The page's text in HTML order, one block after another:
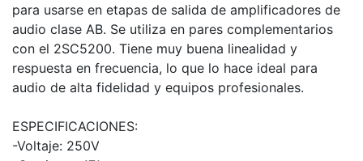
para usarse en etapas de salida de amplificadores de
audio clase AB. Se utiliza en pares complementarios
con el 2SC5200. Tiene muy buena linealidad y
respuesta en frecuencia, lo que lo hace ideal para
audio de alta fidelidad y equipos profesionales.
ESPECIFICACIONES:
-Voltaje: 250V